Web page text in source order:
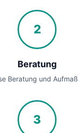
2
Beratung
Beratung und
3